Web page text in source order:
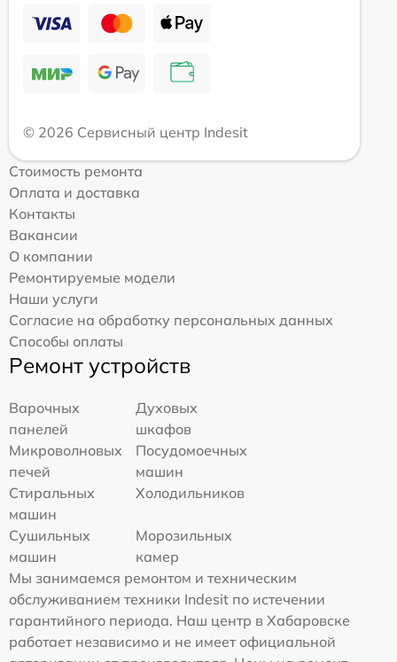
© 2026 Сервисный центр Indesit
Стоимость ремонта
Оплата и доставка
Контакты
Вакансии
О компании
Ремонтируемые модели
Наши услуги
Согласие на обработку персональных данных
Способы оплаты
Ремонт устройств
Варочных
панелей
Духовых
шкафов
Микроволновых
печей
Посудомоечных
машин
Стиральных
машин
Холодильников
Сушильных
машин
Морозильных
камер
Мы занимаемся ремонтом и техническим
обслуживанием техники Indesit по истечении
гарантийного периода. Наш центр в Хабаровске
работает независимо и не имеет официальной